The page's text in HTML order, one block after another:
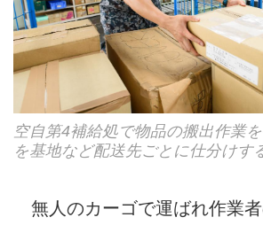
空自第4補給処で物品の搬出作業
を基地など配送先ごとに仕分け
無人のカーゴで運ばれ作業